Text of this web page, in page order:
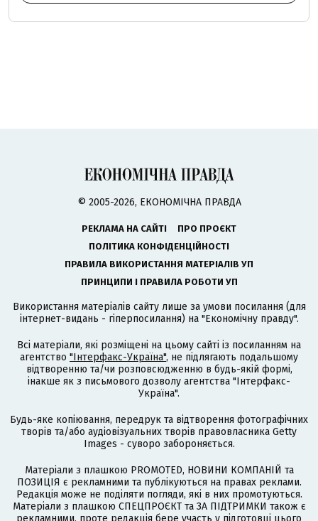
© 2005-2026, ЕКОНОМІЧНА ПРАВДА
РЕКЛАМА НА САЙТІ
ПРО ПРОЄКТ
ПОЛІТИКА КОНФІДЕНЦІЙНОСТІ
ПРАВИЛА ВИКОРИСТАННЯ МАТЕРІАЛІВ УП
ПРИНЦИПИ І ПРАВИЛА РОБОТИ УП
Використання матеріалів сайту лише за умови посилання (для
інтернет-видань - гіперпосилання) на "Економічну правду".
Всі матеріали, які розміщені на цьому сайті із посиланням на
агентство "Інтерфакс-Україна", не підлягають подальшому
відтворенню та/чи розповсюдженню в будь-якій формі,
інакше як з письмового дозволу агентства "Інтерфакс-
Україна".
Будь-яке копіювання, передрук та відтворення фотографічних
творів та/або аудіовізуальних творів правовласника Getty
Images - суворо забороняється.
Матеріали з плашкою PROMOTED, НОВИНИ КОМПАНІЙ та
ПОЗИЦІЯ є рекламними та публікуються на правах реклами.
Редакція може не поділяти погляди, які в них промотуються.
Матеріали з плашкою СПЕЦПРОЄКТ та ЗА ПІДТРИМКИ також є